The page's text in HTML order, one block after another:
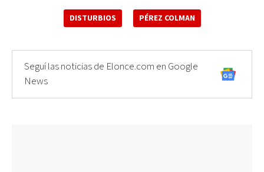
DISTURBIOS PÉREZ COLMAN
Seguí las noticias de Elonce.com en Google
News